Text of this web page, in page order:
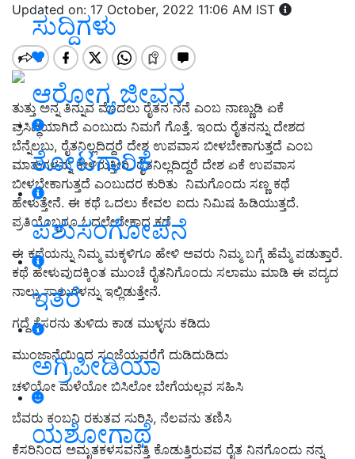
ಸುದ್ದಿಗಳು
ಆರೋಗ್ಯ ಜೀವನ
ತೋಟಗಾರಿಕೆ
ಪಶುಸಂಗೋಪನೆ
ಇತರೆ
ಅಗ್ರಿಪೀಡಿಯಾ
ಯಶೋಗಾಥೆ
Updated on: 17 October, 2022 11:06 AM IST
ತುತ್ತು ಅನ್ನ ತಿನ್ನುವ ಮೊದಲು ರೈತನ ನೆನೆ ಎಂಬ ನಾಣ್ಣುಡಿ ಏಕೆ
ಪ್ರಸಿದ್ಧಿಯಾಗಿದೆ ಎಂಬುದು ನಿಮಗೆ ಗೊತ್ತೆ. ಇಂದು ರೈತನನ್ನು ದೇಶದ
ಬೆನ್ನೆಲಬು, ರೈತನಿಲ್ಲದಿದ್ದರೆ ದೇಶ ಉಪವಾಸ ಬೀಳಬೇಕಾಗುತ್ತದೆ ಎಂಬ
ಮಾತುಗಳನ್ನು ಕೇಳಿರುತ್ತೀರಿ. ರೈತನಿಲ್ಲದಿದ್ದರೆ ದೇಶ ಏಕೆ ಉಪವಾಸ
ಬೀಳಬೇಕಾಗುತ್ತದೆ ಎಂಬುದರ ಕುರಿತು ನಿಮಗೊಂದು ಸಣ್ಣ ಕಥೆ
ಹೇಳುತ್ತೇನೆ. ಈ ಕಥೆ ಒದಲು ಕೇವಲ ಐದು ನಿಮಿಷ ಹಿಡಿಯುತ್ತದೆ.
ಪ್ರತಿಯೊಬ್ಬರೂ ಓದಲೇಬೇಕಾದ ಕಥೆ.
ಈ ಕಥೆಯನ್ನು ನಿಮ್ಮ ಮಕ್ಕಳಿಗೂ ಹೇಳಿ ಅವರು ನಿಮ್ಮ ಬಗ್ಗೆ ಹೆಮ್ಮೆ ಪಡುತ್ತಾರೆ.
ಕಥೆ ಹೇಳುವುದಕ್ಕಿಂತ ಮುಂಚೆ ರೈತನಿಗೊಂದು ಸಲಾಮು ಮಾಡಿ ಈ ಪದ್ಯದ
ನಾಲ್ಕು ಸಾಲುಗಳನ್ನು ಇಲ್ಲಿಡುತ್ತೇನೆ.
ಗದ್ದೆ ಕೆಸರನು ತುಳಿದು ಕಾಡ ಮುಳ್ಳನು ಕಡಿದು
ಮುಂಜಾನೆಯಿಂದ ಸಂಜೆಯವರೆಗೆ ದುಡಿದುಡಿದು
ಚಳಿಯೋ ಮಳೆಯೋ ಬಿಸಿಲೋ ಬೇಗೆಯಲ್ಲವ ಸಹಿಸಿ
ಬೆವರು ಕಂಬನಿ ರಕುತವ ಸುರಿಸಿ, ನೆಲವನು ತಣಿಸಿ
ಕೆಸರಿನಿಂದ ಅಮೃತಕಳಸವನೆತ್ತಿ ಕೊಡುತ್ತಿರುವವ ರೈತ ನಿನಗೊಂದು ನನ್ನ